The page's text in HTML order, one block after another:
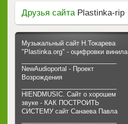
Друзья сайтаPlastinka-rip
Музыкальный сайт Н.Токарева
"Plastinka.org" - оцифровки винила
NewAudioportal - Проект
Возрождения
HIENDMUSIC. Сайт о хорошем
звуке - КАК ПОСТРОИТЬ
СИСТЕМУ сайт Санаева Павла